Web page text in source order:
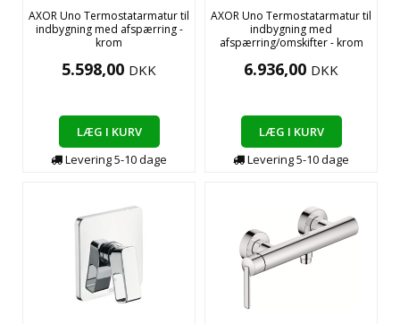
AXOR Uno Termostatarmatur til
indbygning med afspærring -
krom
5.598,00 DKK
LÆG I KURV
Levering5-10dage
AXOR Uno Termostatarmatur til
indbygning med
afspærring/omskifter - krom
6.936,00 DKK
LÆG I KURV
Levering5-10dage